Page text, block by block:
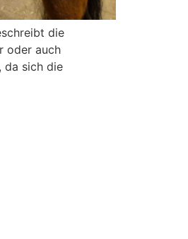
die
oder auch
da sich die